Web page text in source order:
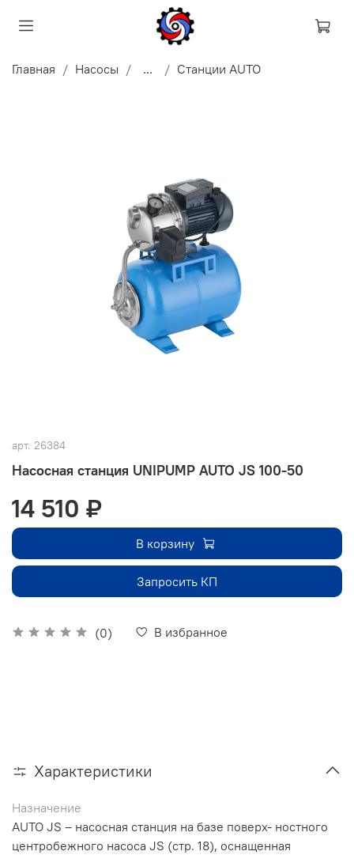
Главная Насосы ... Станции AUTO
арт. 26384
Насосная станция UNIPUMP AUTO JS 100-50
(0) В избранное
14 510 ₽
В корзину
Запросить КП
Характеристики
Назначение
AUTO JS – насосная станция на базе поверх- ностного
центробежного насоса JS (стр. 18), оснащенная